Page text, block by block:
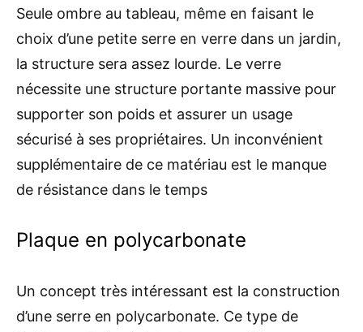
Seule ombre au tableau, même en faisant le
choix d’une petite serre en verre dans un jardin,
la structure sera assez lourde. Le verre
nécessite une structure portante massive pour
supporter son poids et assurer un usage
sécurisé à ses propriétaires. Un inconvénient
supplémentaire de ce matériau est le manque
de résistance dans le temps
Plaque en polycarbonate
Un concept très intéressant est la construction
d’une serre en polycarbonate. Ce type de